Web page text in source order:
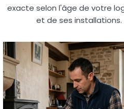
exacte selon l'âge de votre
et de ses installations.